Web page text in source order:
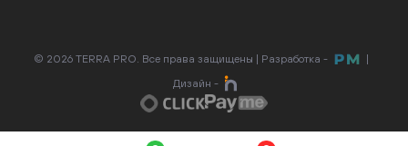
© 2026 TERRA PRO. Все права защищены | Разработка -
Дизайн -